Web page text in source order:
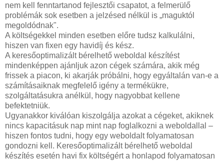
nem kell fenntartanod fejlesztői csapatot, a felmerülő
problémák sok esetben a jelzésed nélkül is „maguktól
megoldódnak".
A költségekkel minden esetben előre tudsz kalkulálni,
hiszen van fixen egy havidíj és kész.
A keresőoptimalizált bérelhető weboldal készítést
mindenképpen ajánljuk azon cégek számára, akik még
frissek a piacon, ki akarják próbálni, hogy egyáltalán van-e a
számításaiknak megfelelő igény a termékükre,
szolgáltatásukra anélkül, hogy nagyobbat kellene
befektetniük.
Ugyanakkor kiválóan kiszolgálja azokat a cégeket, akiknek
nincs kapacitásuk nap mint nap foglalkozni a weboldallal –
hiszen fontos tudni, hogy egy weboldalt folyamatosan
gondozni kell. Keresőoptimalizált bérelhető weboldal
készítés esetén havi fix költségért a honlapod folyamatosan